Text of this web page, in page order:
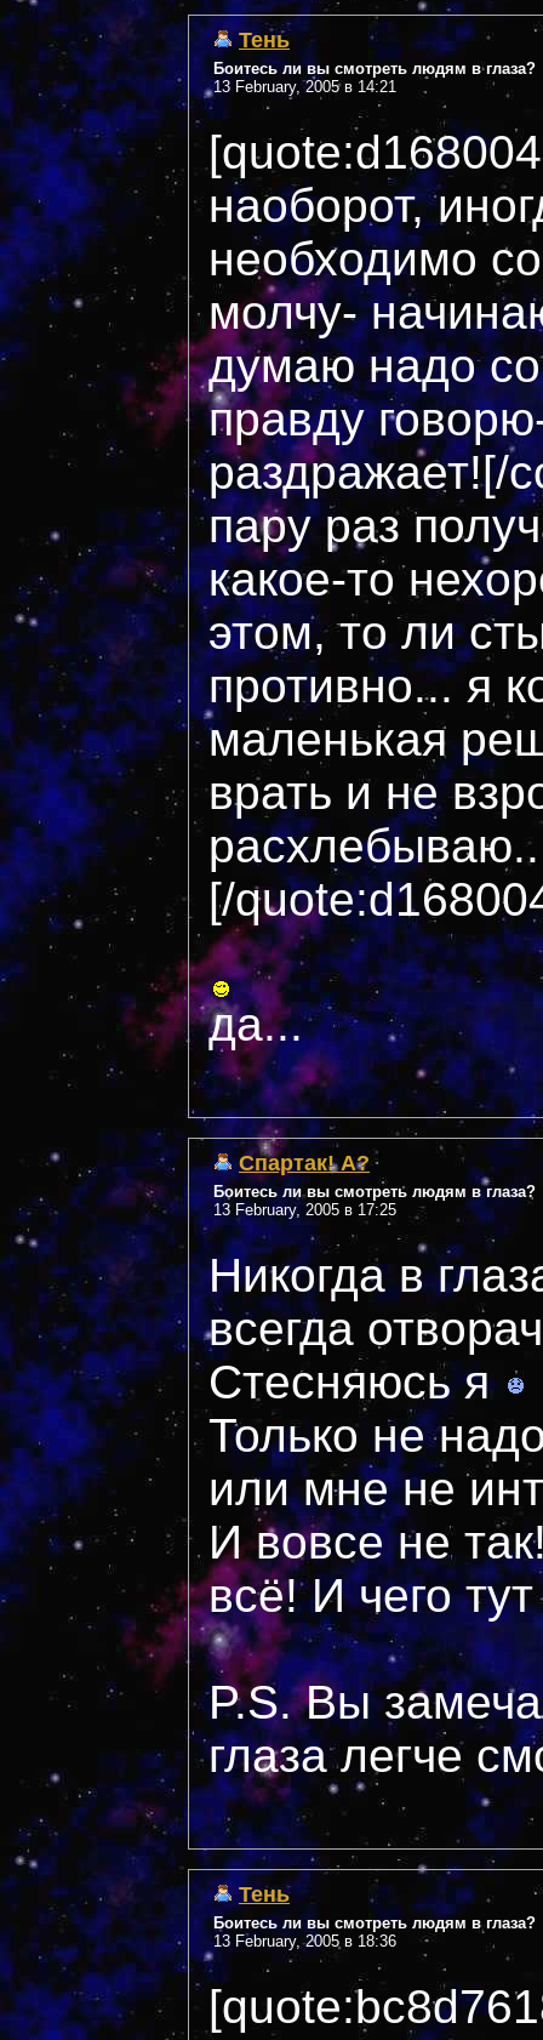
Тень
Боитесь ли вы смотреть людям в глаза?
13 February, 2005 в 14:21
наоборот,
необходимо
молчу-
думаю надо
правду
раздражает![/
пару раз
какое-то
этом, то ли
противно... я
маленькая
врать и не
[/
да...
Спартак! А?
Боитесь ли вы смотреть людям в глаза?
13 February, 2005 в 17:25
Никогда в
всегда
Стесняюсь я
Только не
или мне не
И вовсе не
всё! И чего
P.S. Вы
глаза легче
Тень
Боитесь ли вы смотреть людям в глаза?
13 February, 2005 в 18:36